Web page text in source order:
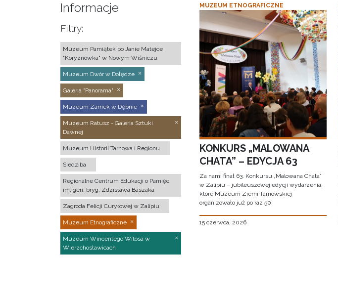
Informacje
Filtry:
Muzeum Pamiątek po Janie Matejce
"Koryznówka" w Nowym Wiśniczu
Muzeum Dwór w Dołędze
Galeria "Panorama"
Muzeum Zamek w Dębnie
Muzeum Ratusz - Galeria Sztuki
Dawnej
Muzeum Historii Tarnowa i Regionu
Siedziba
Regionalne Centrum Edukacji o Pamięci
im. gen. bryg. Zdzisława Baszaka
Zagroda Felicji Curyłowej w Zalipiu
Muzeum Etnograficzne
Muzeum Wincentego Witosa w
Wierzchosławicach
MUZEUM ETNOGRAFICZNE
KONKURS „MALOWANA
CHATA” – EDYCJA 63
Za nami finał 63. Konkursu „Malowana Chata”
w Zalipiu – jubileuszowej edycji wydarzenia,
które Muzeum Ziemi Tarnowskiej
organizowało już po raz 50.
15 czerwca, 2026